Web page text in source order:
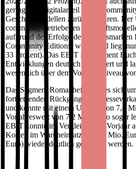
geringeren Digitalanteil in den
Geschäftsmodellen zurückzuführen. Der
community-getriebenen
aufgrund der Erfolge der Verlagsmarken
Community Editions, weiter und liegt
33 Prozent). Das EBIT im Segment Buch
Entwicklungen deutlich verbessert und
wesentlich über dem Vorjahresniveau
Das Segment Romanhefte erwies sich
fortsetzenden Rückgangs der
und konnte mit einem Umsatz von 7,4
Vorjahreswert von 7,2 Mio. Euro sogar
EBIT konnte im Vergleich zum Vorjahr
Kosten im Wareneinsatz mit 1,0 Mio.
Euro) wieder deutlich gesteigert werden.